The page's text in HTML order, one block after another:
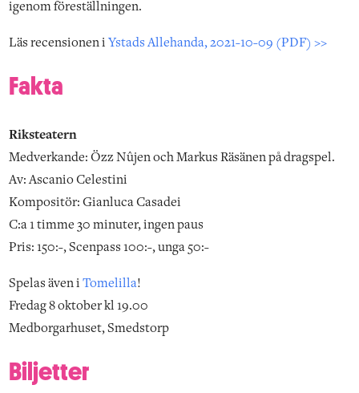
igenom föreställningen.
Läs recensionen i Ystads Allehanda, 2021-10-09 (PDF) >>
Fakta
Riksteatern
Medverkande: Özz Nûjen och Markus Räsänen på dragspel.
Av: Ascanio Celestini
Kompositör: Gianluca Casadei
C:a 1 timme 30 minuter, ingen paus
Pris: 150:-, Scenpass 100:-, unga 50:-
Spelas även iTomelilla!
Fredag 8 oktober kl 19.00
Medborgarhuset, Smedstorp
Biljetter